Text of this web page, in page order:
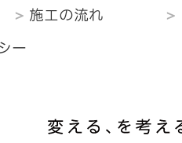
施工の流れ
ー